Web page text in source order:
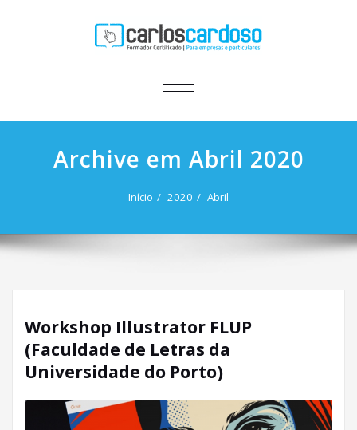
ALTERNAR
Archive em Abril 2020
Início 2020 Abril
Workshop Illustrator FLUP
(Faculdade de Letras da
Universidade do Porto)